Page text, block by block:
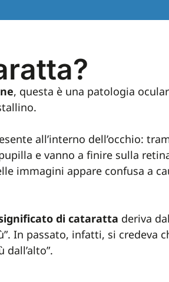
, questa è una patologia
all’interno dell’occhio:
e vanno a finire sulla
immagini appare confusa a
di cataratta deriva
In passato, infatti, si credeva